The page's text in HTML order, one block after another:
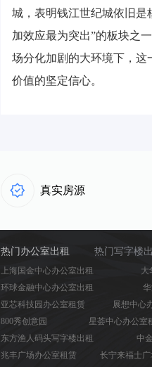
城，表明钱江世纪城依旧是
加效应最为突出”的板块之
场分化加剧的大环境下，
价值的坚定信心。
真实房源
热门办公室出租 热门写字楼
上海国金中心办公室出租 大
环球金融中心办公室出租
亚芯科技园办公室租赁
展想中心
800秀创意园
星荟中心办公室
东方渔人码头写字楼出租
中
兆丰广场办公室租赁
长宁来福士